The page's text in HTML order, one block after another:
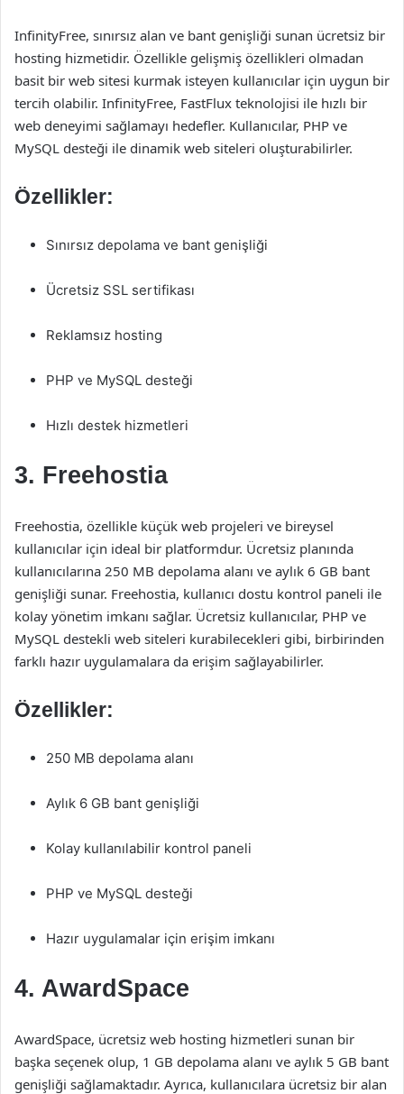
InfinityFree, sınırsız alan ve bant genişliği sunan ücretsiz bir
hosting hizmetidir. Özellikle gelişmiş özellikleri olmadan
basit bir web sitesi kurmak isteyen kullanıcılar için uygun bir
tercih olabilir. InfinityFree, FastFlux teknolojisi ile hızlı bir
web deneyimi sağlamayı hedefler. Kullanıcılar, PHP ve
MySQL desteği ile dinamik web siteleri oluşturabilirler.
Özellikler:
Sınırsız depolama ve bant genişliği
Ücretsiz SSL sertifikası
Reklamsız hosting
PHP ve MySQL desteği
Hızlı destek hizmetleri
3. Freehostia
Freehostia, özellikle küçük web projeleri ve bireysel
kullanıcılar için ideal bir platformdur. Ücretsiz planında
kullanıcılarına 250 MB depolama alanı ve aylık 6 GB bant
genişliği sunar. Freehostia, kullanıcı dostu kontrol paneli ile
kolay yönetim imkanı sağlar. Ücretsiz kullanıcılar, PHP ve
MySQL destekli web siteleri kurabilecekleri gibi, birbirinden
farklı hazır uygulamalara da erişim sağlayabilirler.
Özellikler:
250 MB depolama alanı
Aylık 6 GB bant genişliği
Kolay kullanılabilir kontrol paneli
PHP ve MySQL desteği
Hazır uygulamalar için erişim imkanı
4. AwardSpace
AwardSpace, ücretsiz web hosting hizmetleri sunan bir
başka seçenek olup, 1 GB depolama alanı ve aylık 5 GB bant
genişliği sağlamaktadır. Ayrıca, kullanıcılara ücretsiz bir alan